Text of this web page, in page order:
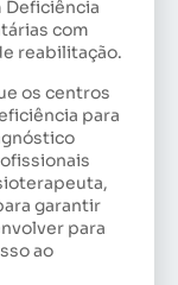
Deficiência
com
reabilitação.
os centros
para
garantir
para
ao